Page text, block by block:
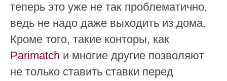
теперь это уже не так проблематично,
ведь не надо даже выходить из дома.
Кроме того, такие конторы, как
Parimatch и многие другие позволяют
не только ставить ставки перед